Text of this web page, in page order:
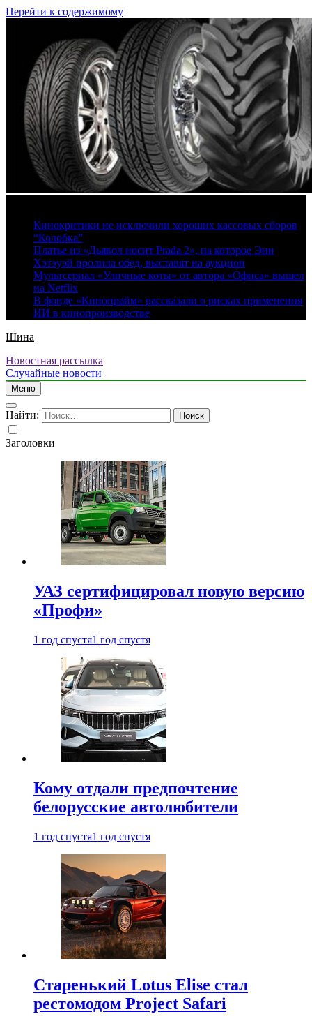
Перейти к содержимому
Кинокритики не исключили хороших кассовых сборов
“Колобка”
Платье из «Дьявол носит Prada 2», на которое Энн
Хэтэуэй пролила обед, выставят на аукцион
Мультсериал «Уличные коты» от автора «Офиса» вышел
на Netflix
В фонде «Кинопрайм» рассказали о рисках применения
ИИ в кинопроизводстве
Шина
Новостная рассылка
Случайные новости
Меню
Найти:
Заголовки
УАЗ сертифицировал новую версию
«Профи»
1 год спустя1 год спустя
Кому отдали предпочтение
белорусские автолюбители
1 год спустя1 год спустя
Старенький Lotus Elise стал
рестомодом Project Safari